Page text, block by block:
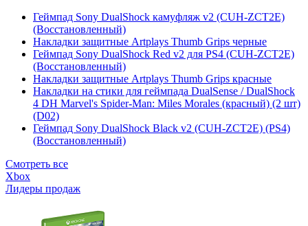
Геймпад Sony DualShock камуфляж v2 (CUH-ZCT2E)
(Восстановленный)
Накладки защитные Artplays Thumb Grips черные
Геймпад Sony DualShock Red v2 для PS4 (CUH-ZCT2E)
(Восстановленный)
Накладки защитные Artplays Thumb Grips красные
Накладки на стики для геймпада DualSense / DualShock
4 DH Marvel's Spider-Man: Miles Morales (красный) (2 шт)
(D02)
Геймпад Sony DualShock Black v2 (CUH-ZCT2E) (PS4)
(Восстановленный)
Смотреть все
Xbox
Лидеры продаж